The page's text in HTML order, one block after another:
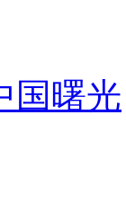
国曙光